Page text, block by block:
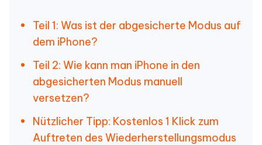
Teil 1: Was ist der abgesicherte Modus auf
dem iPhone?
Teil 2: Wie kann man iPhone in den
abgesicherten Modus manuell
versetzen?
Nützlicher Tipp: Kostenlos 1 Klick zum
Auftreten des Wiederherstellungsmodus